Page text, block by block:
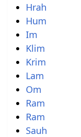
Hrah
Hum
Im
Klim
Krim
Lam
Om
Ram
Ram
Sauh